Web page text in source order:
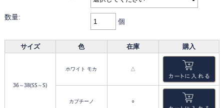
数量:
個
サイズ 色 在庫 購入
36～38(SS～S)
ホワイト モカ △
カプチーノ ○